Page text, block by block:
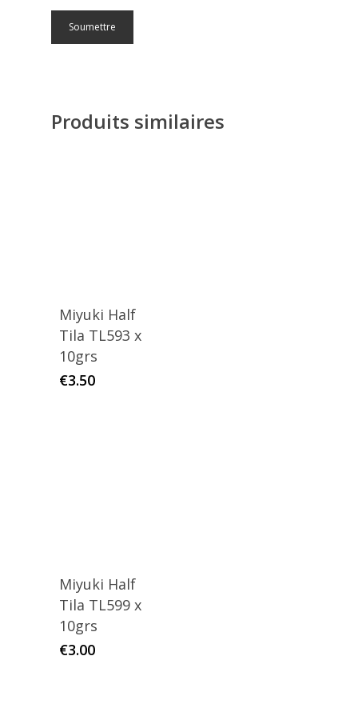
Produits similaires
Miyuki Half
Tila TL593 x
10grs
€3.50
Miyuki Half
Tila TL599 x
10grs
€3.00